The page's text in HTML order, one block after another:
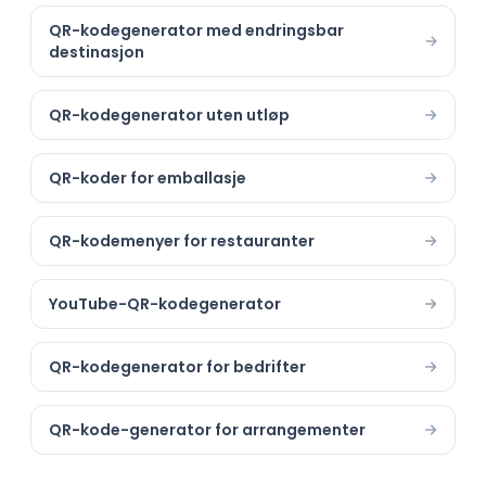
QR-kodegenerator med endringsbar
destinasjon
QR-kodegenerator uten utløp
QR-koder for emballasje
QR-kodemenyer for restauranter
YouTube-QR-kodegenerator
QR-kodegenerator for bedrifter
QR-kode-generator for arrangementer